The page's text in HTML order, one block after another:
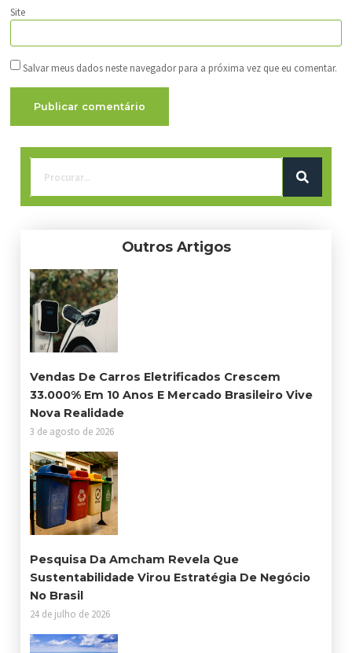
Outros Artigos
Vendas De Carros Eletrificados Crescem
33.000% Em 10 Anos E Mercado Brasileiro Vive
Nova Realidade
3 de agosto de 2026
Pesquisa Da Amcham Revela Que
Sustentabilidade Virou Estratégia De Negócio
No Brasil
24 de julho de 2026
Site
Salvar meus dados neste navegador para a próxima vez que eu comentar.